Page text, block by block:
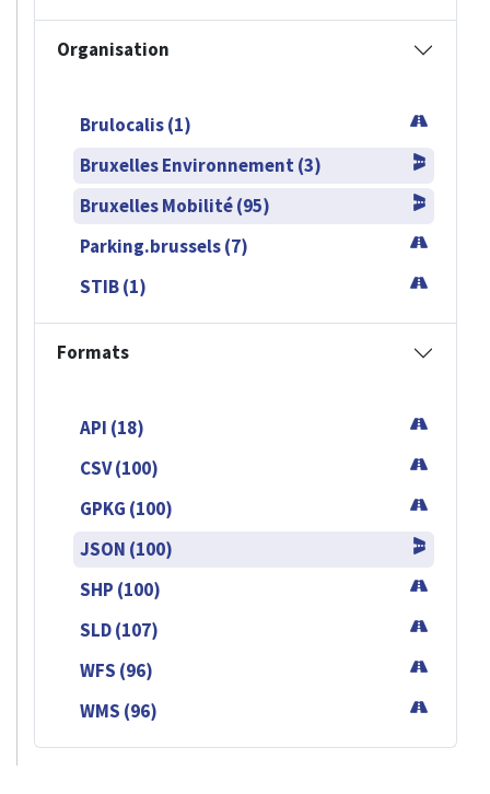
Organisation
Brulocalis (1)
Bruxelles Environnement (3)
Bruxelles Mobilité (95)
Parking.brussels (7)
STIB (1)
Formats
API (18)
CSV (100)
GPKG (100)
JSON (100)
SHP (100)
SLD (107)
WFS (96)
WMS (96)